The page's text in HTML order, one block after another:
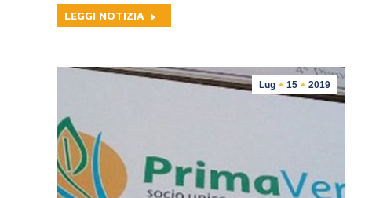
LEGGI NOTIZIA
Lug 15 2019